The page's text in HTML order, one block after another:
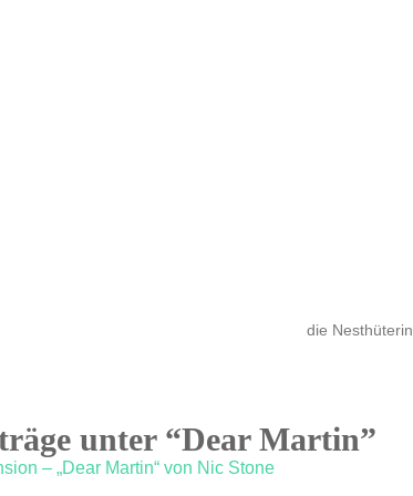
die Nesthüterin
unter “Dear Martin”
– „Dear Martin“ von Nic Stone